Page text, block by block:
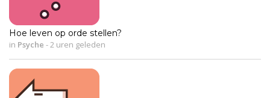
Hoe leven op orde stellen?
in Psyche -2 uren geleden